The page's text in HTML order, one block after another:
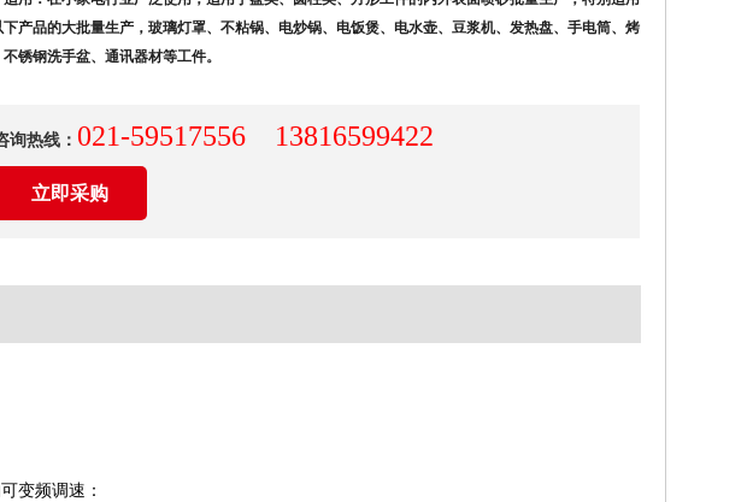
下产品的大批量生产，玻璃灯罩、不粘锅、电炒锅、电饭煲、电水壶、豆浆机、发热盘、手电筒、烤
锈钢洗手盆、通讯器材等工件。
询热线： 021-59517556 13816599422
立即采购
变频调速：